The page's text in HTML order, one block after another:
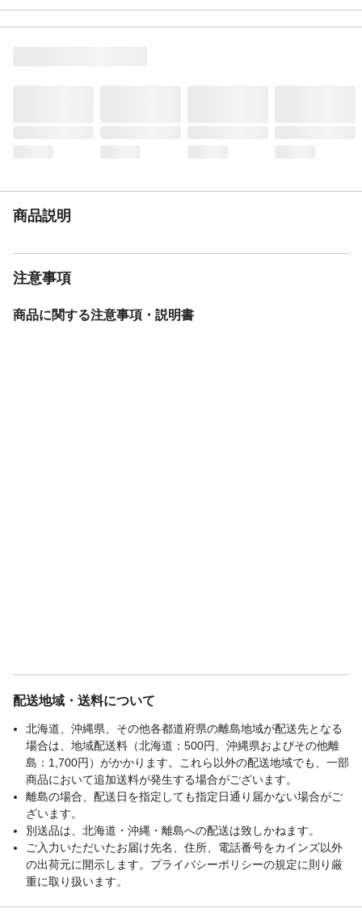
生産国
中国
商品説明
注意事項
商品に関する注意事項・説明書
配送地域・送料について
北海道、沖縄県、その他各都道府県の離島地域が配送先となる
場合は、地域配送料（北海道：500円、沖縄県およびその他離
島：1,700円）がかかります。これら以外の配送地域でも、一部
商品において追加送料が発生する場合がございます。
離島の場合、配送日を指定しても指定日通り届かない場合がご
ざいます。
別送品は、北海道・沖縄・離島への配送は致しかねます。
ご入力いただいたお届け先名、住所、電話番号をカインズ以外
の出荷元に開示します。プライバシーポリシーの規定に則り厳
重に取り扱います。